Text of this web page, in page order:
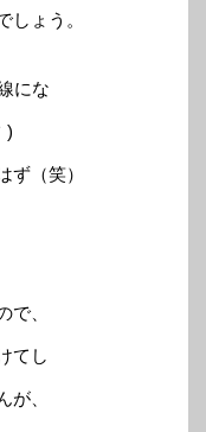
しょう。
にな
)
ず（笑）
で、
てし
が、